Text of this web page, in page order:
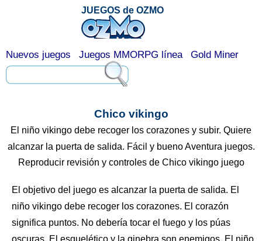
Chico vikingo
El niño vikingo debe recoger los corazones y subir. Quiere
alcanzar la puerta de salida. Fácil y bueno Aventura juegos.
Reproducir revisión y controles de Chico vikingo juego
El objetivo del juego es alcanzar la puerta de salida. El
niño vikingo debe recoger los corazones. El corazón
significa puntos. No debería tocar el fuego y los púas
oscuras. El esquelético y la ginebra son enemigos. El niño
JUEGOS de OZMO
Nuevos juegos Juegos MMORPG línea Gold Miner